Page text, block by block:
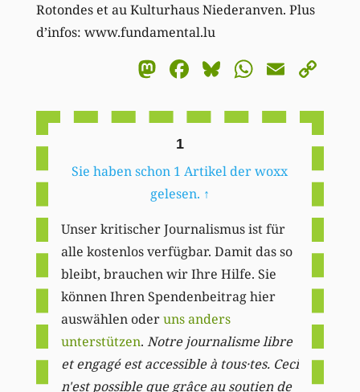
Rotondes et au Kulturhaus Niederanven. Plus
d’infos: www.fundamental.lu
Mastodon
Facebook
BlueskyEmail
1
Sie haben schon 1 Artikel der woxx
gelesen. ↑
Unser kritischer Journalismus ist für
alle kostenlos verfügbar. Damit das so
bleibt, brauchen wir Ihre Hilfe. Sie
können Ihren Spendenbeitrag hier
auswählen oderuns anders
unterstützen. Notre journalisme libre
et engagé est accessible à tous·tes. Ceci
n'est possible que grâce au soutien de